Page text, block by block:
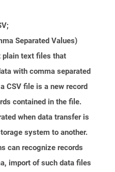
Separated Values)
plain text files that
with comma separated
CSV file is a new record
contained in the file.
when data transfer is
system to another.
can recognize records
import of such data files